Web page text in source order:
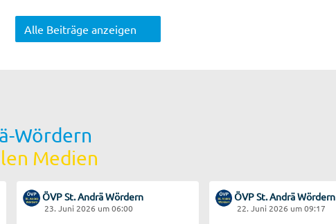
Alle Beiträge anzeigen
Wördern
Medien
ÖVP St. Andrä Wördern
23. Juni 2026 um 06:00
ÖVP St. Andrä Wördern
22. Juni 2026 um 09:17